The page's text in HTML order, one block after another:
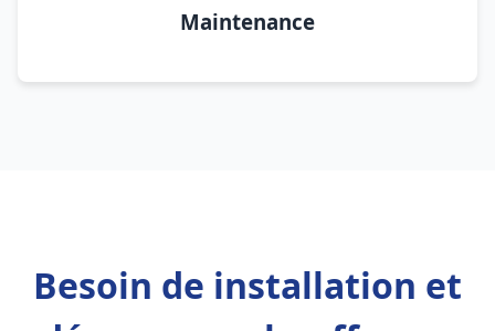
Maintenance
Besoin de installation et